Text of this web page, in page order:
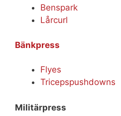
Benspark
Lårcurl
Bänkpress
Flyes
Tricepspushdowns
Militärpress